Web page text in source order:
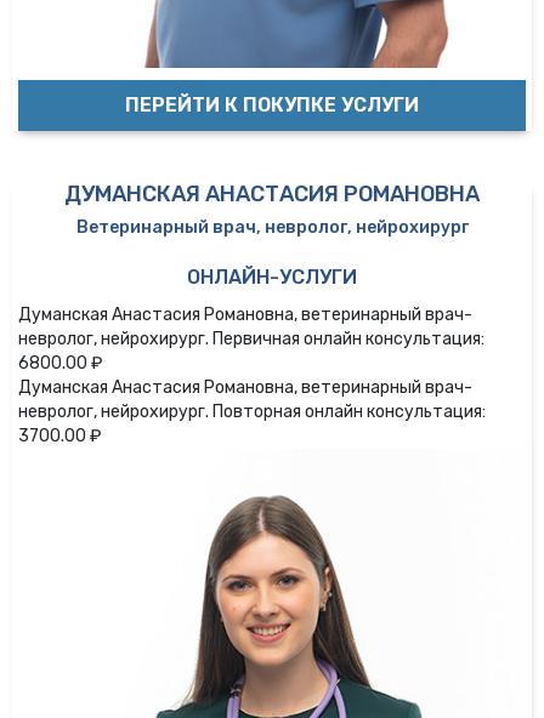
ПЕРЕЙТИ К ПОКУПКЕ УСЛУГИ
ДУМАНСКАЯ АНАСТАСИЯ РОМАНОВНА
Ветеринарный врач, невролог, нейрохирург
ОНЛАЙН-УСЛУГИ
Думанская Анастасия Романовна, ветеринарный врач-
невролог, нейрохирург. Первичная онлайн консультация:
6800.00 ₽
Думанская Анастасия Романовна, ветеринарный врач-
невролог, нейрохирург. Повторная онлайн консультация:
3700.00 ₽